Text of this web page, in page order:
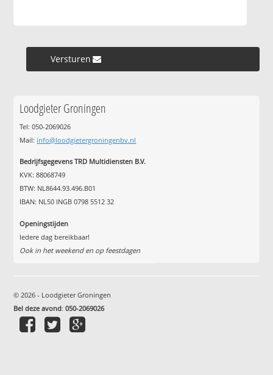
Versturen »
Loodgieter Groningen
Tel: 050-2069026
Mail: info@loodgietergroningenbv.nl
Bedrijfsgegevens TRD Multidiensten B.V.
KVK: 88068749
BTW: NL8644.93.496.B01
IBAN: NL50 INGB 0798 5512 32
Openingstijden
Iedere dag bereikbaar!
Ook in het weekend en op feestdagen
© 2026 - Loodgieter Groningen
Bel deze avond:050-2069026